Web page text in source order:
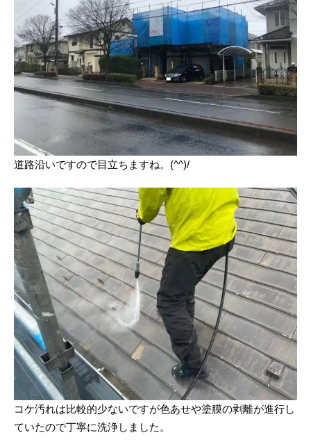
道路沿いですので目立ちますね。(^^)/
コケ汚れは比較的少ないですが色あせや塗膜の剥離が進行し
ていたので丁寧に洗浄しました。